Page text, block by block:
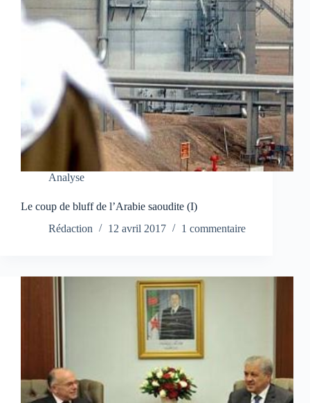
Analyse
Le coup de bluff de l’Arabie saoudite (I)
Rédaction
12 avril 2017 1 commentaire